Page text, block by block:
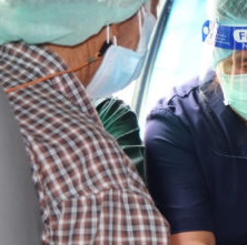
ทะเบียนพัสดุและทรัพย์สิน
อใจของการดำเนินงาน อบจ.
ภาษีฯ